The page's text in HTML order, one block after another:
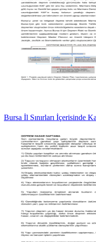
Bursa İl Sınırları İçerisinde